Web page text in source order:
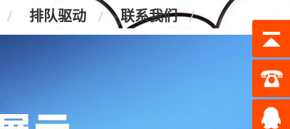
排队驱动 联系我们